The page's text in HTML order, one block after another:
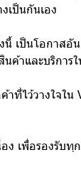
เป็นกันเอง
เป็นโอกาส
ค้าและบริการ
ที่ไว้วางใจใ
เพื่อรองรับทุ